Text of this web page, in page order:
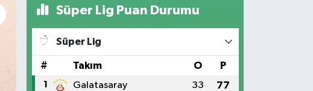
Süper Lig Puan Durumu
Süper Lig
# Takım O P
1 Galatasaray 33 77